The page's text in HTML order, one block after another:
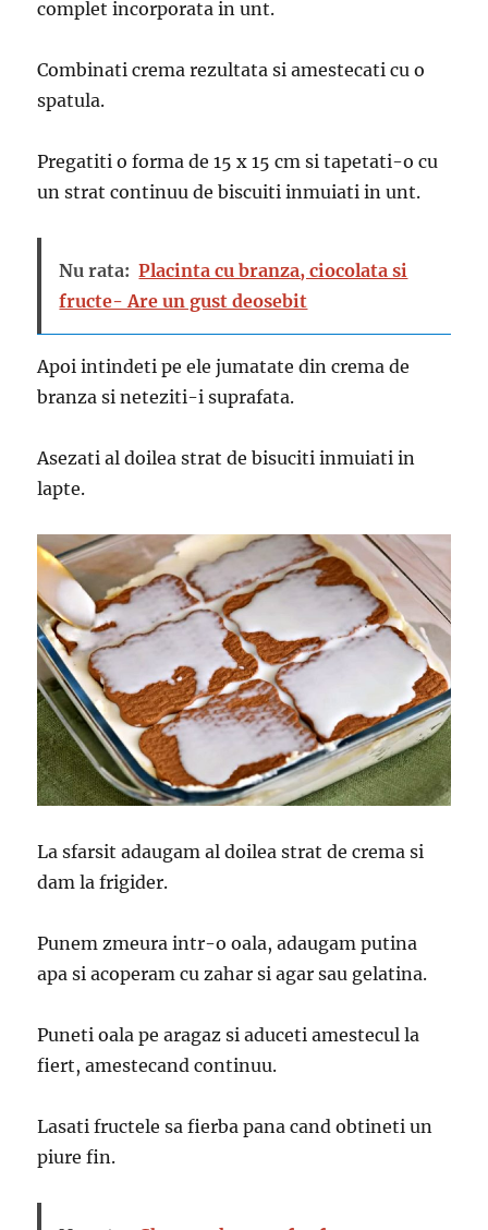
complet incorporata in unt.
Combinati crema rezultata si amestecati cu o
spatula.
Pregatiti o forma de 15 x 15 cm si tapetati-o cu
un strat continuu de biscuiti inmuiati in unt.
Nu rata: Placinta cu branza, ciocolata si
fructe- Are un gust deosebit
Apoi intindeti pe ele jumatate din crema de
branza si neteziti-i suprafata.
Asezati al doilea strat de bisuciti inmuiati in
lapte.
La sfarsit adaugam al doilea strat de crema si
dam la frigider.
Punem zmeura intr-o oala, adaugam putina
apa si acoperam cu zahar si agar sau gelatina.
Puneti oala pe aragaz si aduceti amestecul la
fiert, amestecand continuu.
Lasati fructele sa fierba pana cand obtineti un
piure fin.